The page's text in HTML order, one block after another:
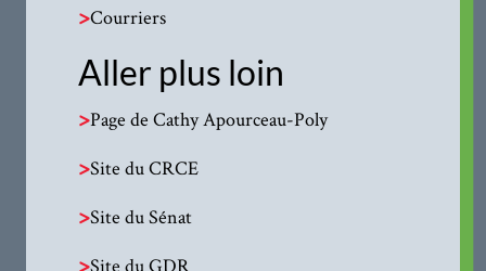
>Courriers
Aller plus loin
>Page de Cathy Apourceau-Poly
>Site du CRCE
>Site du Sénat
>Site du GDR